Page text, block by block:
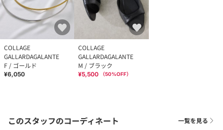
COLLAGE
GALLARDAGALANTE
F / ゴールド
¥6,050
COLLAGE
GALLARDAGALANTE
M / ブラック
¥5,500 （50%OFF）
このスタッフのコーディネート 一覧を見る